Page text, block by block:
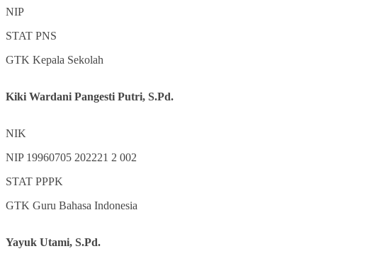
NIP
STAT PNS
GTK Kepala Sekolah
Kiki Wardani Pangesti Putri, S.Pd.
NIK
NIP 19960705 202221 2 002
STAT PPPK
GTK Guru Bahasa Indonesia
Yayuk Utami, S.Pd.